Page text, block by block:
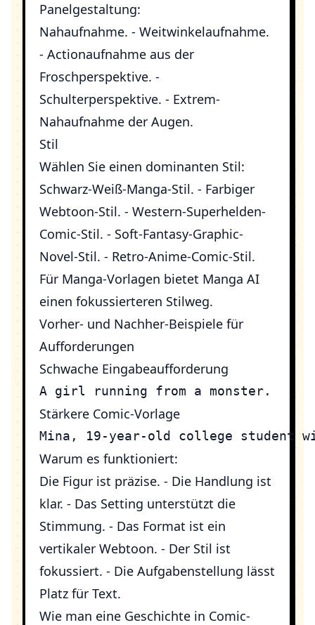
Panelgestaltung:
Nahaufnahme. - Weitwinkelaufnahme.
- Actionaufnahme aus der
Froschperspektive. -
Schulterperspektive. - Extrem-
Nahaufnahme der Augen.
Stil
Wählen Sie einen dominanten Stil:
Schwarz-Weiß-Manga-Stil. - Farbiger
Webtoon-Stil. - Western-Superhelden-
Comic-Stil. - Soft-Fantasy-Graphic-
Novel-Stil. - Retro-Anime-Comic-Stil.
Für Manga-Vorlagen bietet Manga AI
einen fokussierteren Stilweg.
Vorher- und Nachher-Beispiele für
Aufforderungen
Schwache Eingabeaufforderung
Stärkere Comic-Vorlage
Warum es funktioniert:
Die Figur ist präzise. - Die Handlung ist
klar. - Das Setting unterstützt die
Stimmung. - Das Format ist ein
vertikaler Webtoon. - Der Stil ist
fokussiert. - Die Aufgabenstellung lässt
Platz für Text.
Wie man eine Geschichte in Comic-